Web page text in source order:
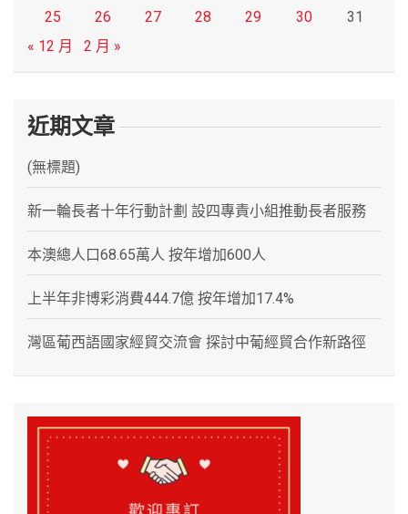
25
26 27 28 29 30
31
« 12 月
2 月 »
近期文章
(無標題)
新一輪長者十年行動計劃 設四專責小組推動長者服務
本澳總人口68.65萬人 按年增加600人
上半年非博彩消費444.7億 按年增加17.4%
灣區葡西語國家經貿交流會 探討中葡經貿合作新路徑